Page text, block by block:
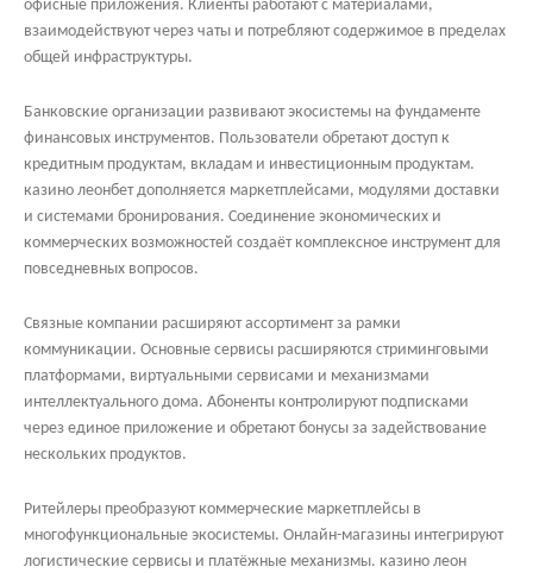
офисные приложения. Клиенты работают с материалами,
взаимодействуют через чаты и потребляют содержимое в пределах
общей инфраструктуры.
Банковские организации развивают экосистемы на фундаменте
финансовых инструментов. Пользователи обретают доступ к
кредитным продуктам, вкладам и инвестиционным продуктам.
казино леонбет дополняется маркетплейсами, модулями доставки
и системами бронирования. Соединение экономических и
коммерческих возможностей создаёт комплексное инструмент для
повседневных вопросов.
Связные компании расширяют ассортимент за рамки
коммуникации. Основные сервисы расширяются стриминговыми
платформами, виртуальными сервисами и механизмами
интеллектуального дома. Абоненты контролируют подписками
через единое приложение и обретают бонусы за задействование
нескольких продуктов.
Ритейлеры преобразуют коммерческие маркетплейсы в
многофункциональные экосистемы. Онлайн-магазины интегрируют
логистические сервисы и платёжные механизмы. казино леон